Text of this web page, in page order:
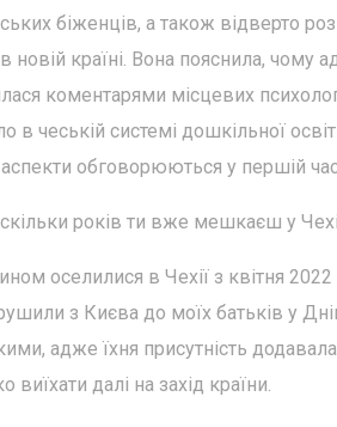
біженців, а також відверто
новій країні. Вона пояснила, чому
коментарями місцевих
в чеській системі дошкільної
аспекти обговорюються у першій
років ти вже мешкаєш у
оселилися в Чехії з квітня
з Києва до моїх батьків у
адже їхня присутність
виїхати далі на захід країни.